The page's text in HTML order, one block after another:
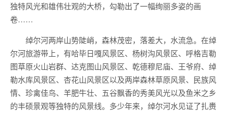
独特风光和雄伟壮观的大桥，勾勒出了一幅绚丽多姿的画
卷……
绰尔河两岸山势陡峭，森林茂密，落差大，水流急。在绰
尔河旅游带上，有哈毕日嘎风景区、杨树沟风景区、呼格吉勒
图草原火山岩群、达克图山风景区、乾德穆尼庙、王爷府、绰
勒水库风景区、杏花山风景区以及两岸森林草原风景、民族风
情、珍禽佳鸟、羊肥牛壮、五谷飘香的秀美风光以及鱼米之乡
的丰硕景观等独特的风景线。多少年来，绰尔河水见证了扎赉